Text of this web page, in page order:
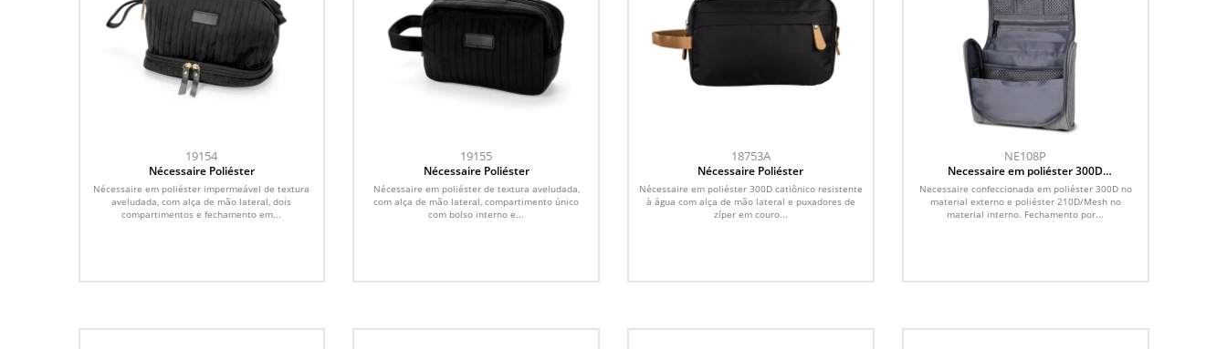
19154
Nécessaire Poliéster
Nécessaire em poliéster impermeável de textura
aveludada, com alça de mão lateral, dois
compartimentos e fechamento em...
19155
Nécessaire Poliéster
Nécessaire em poliéster de textura aveludada,
com alça de mão lateral, compartimento único
com bolso interno e...
18753A
Nécessaire Poliéster
Nécessaire em poliéster 300D catiônico resistente
à água com alça de mão lateral e puxadores de
zíper em couro...
NE108P
Necessaire em poliéster 300D
(18x16x6cm)
Necessaire confeccionada em poliéster 300D no
material externo e poliéster 210D/Mesh no
material interno. Fechamento por...